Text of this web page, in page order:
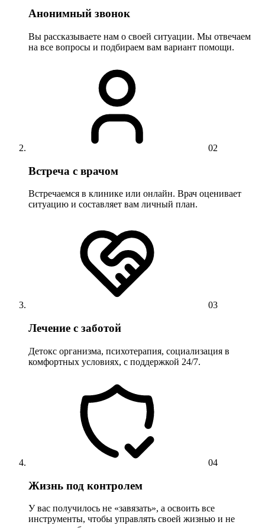
Анонимный звонок
Вы рассказываете нам о своей ситуации. Мы отвечаем
на все вопросы и подбираем вам вариант помощи.
02
Встреча с врачом
Встречаемся в клинике или онлайн. Врач оценивает
ситуацию и составляет вам личный план.
03
Лечение с заботой
Детокс организма, психотерапия, социализация в
комфортных условиях, с поддержкой 24/7.
04
Жизнь под контролем
У вас получилось не «завязать», а освоить все
инструменты, чтобы управлять своей жизнью и не